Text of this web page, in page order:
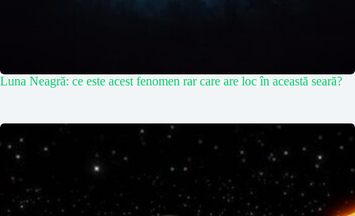
Luna Neagră: ce este acest fenomen rar care are loc în această seară?